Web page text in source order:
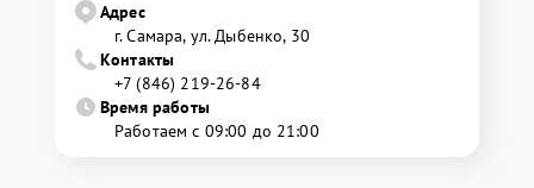
Адрес
г. Самара, ул. Дыбенко, 30
Контакты
+7 (846) 219-26-84
Время работы
Работаем с 09:00 до 21:00